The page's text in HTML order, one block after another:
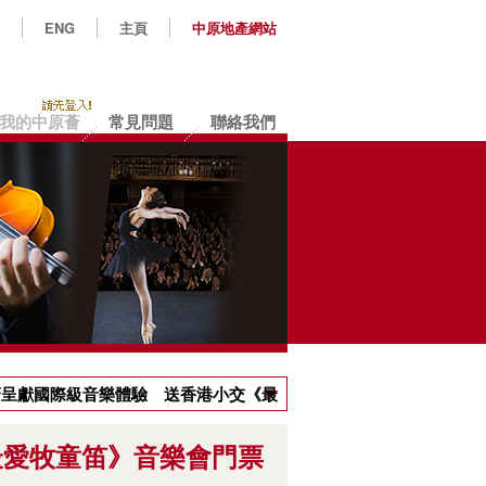
ENG 主頁 中原地產網站
的中原薈 常見問題 聯絡我們
獻國際級音樂體驗 送香港小交《最
牧童笛》音樂會門票